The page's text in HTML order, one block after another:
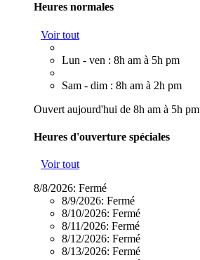
Heures normales
Voir tout
Lun - ven : 8h am à 5h pm
Sam - dim : 8h am à 2h pm
Ouvert aujourd'hui de 8h am à 5h pm
Heures d'ouverture spéciales
Voir tout
8/8/2026: Fermé
8/9/2026: Fermé
8/10/2026: Fermé
8/11/2026: Fermé
8/12/2026: Fermé
8/13/2026: Fermé